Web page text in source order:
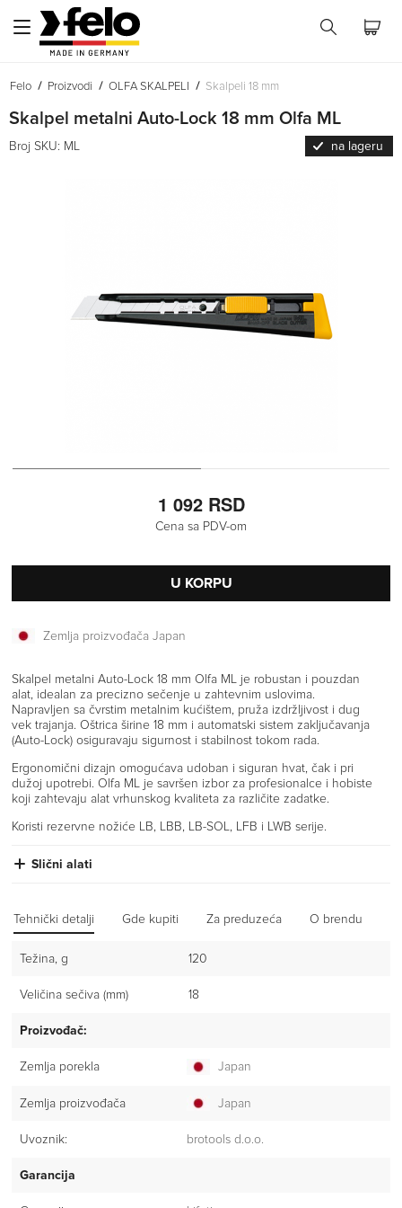
Felo Proizvodi OLFA SKALPELI Skalpeli 18 mm
Skalpel metalni Auto-Lock 18 mm Olfa ML
Broj SKU: ML na lageru
1 092 RSD
Cena sa PDV-om
U KORPU
Zemlja proizvođača Japan
Skalpel metalni Auto-Lock 18 mm Olfa ML je robustan i pouzdan
alat, idealan za precizno sečenje u zahtevnim uslovima.
Napravljen sa čvrstim metalnim kućištem, pruža izdržljivost i dug
vek trajanja. Oštrica širine 18 mm i automatski sistem zaključavanja
(Auto-Lock) osiguravaju sigurnost i stabilnost tokom rada.
Ergonomični dizajn omogućava udoban i siguran hvat, čak i pri
dužoj upotrebi. Olfa ML je savršen izbor za profesionalce i hobiste
koji zahtevaju alat vrhunskog kvaliteta za različite zadatke.
Koristi rezervne nožiće LB, LBB, LB-SOL, LFB i LWB serije.
Slični alati
Tehnički detalji Gde kupiti Za preduzeća O brendu
Težina, g 120
Veličina sečiva (mm) 18
Proizvođač:
Zemlja porekla Japan
Zemlja proizvođača Japan
Uvoznik: brotools d.o.o.
Garancija